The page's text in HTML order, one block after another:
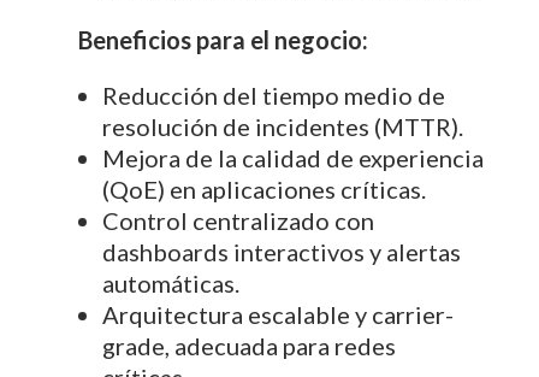
Beneficios para el negocio:
Reducción del tiempo medio de
resolución de incidentes (MTTR).
Mejora de la calidad de experiencia
(QoE) en aplicaciones críticas.
Control centralizado con
dashboards interactivos y alertas
automáticas.
Arquitectura escalable y carrier-
grade, adecuada para redes